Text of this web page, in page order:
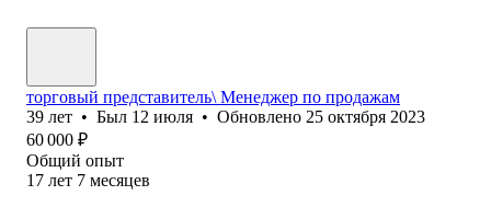
торговый представитель\ Менеджер по продажам
39 лет • Был 12 июля • Обновлено 25 октября 2023
60 000 ₽
Общий опыт
17 лет 7 месяцев